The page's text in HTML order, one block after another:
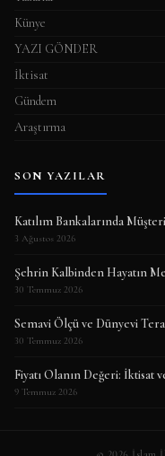
Künye
YAZI GÖNDER
İktisat
Gündem
Araştırma
SON YAZILAR
Katılım Bankalarında
3 Ağustos 2026
Şehrin Kalbinden Hayatın
30 Temmuz 2026
Semavi Ölçü ve Dünyevi
30 Temmuz 2026
Fiyatı Olanın Değeri: İktisat
9 Temmuz 2026